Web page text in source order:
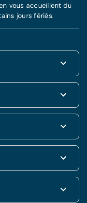
vous accueillent du
jours fériés.